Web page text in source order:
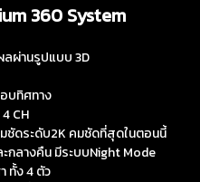
360 System
ผ่านรูปแบบ 3D
บทิศทาง
CH
ชัดระดับ2K คมชัดที่สุดในตอนนี้
กลางคืน มีระบบNight Mode
ทั้ง 4 ตัว